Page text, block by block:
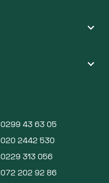
0299 43 63 05
020 2442 530
0229 313 056
072 202 92 86